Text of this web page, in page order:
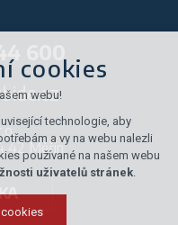
42 Měřín
cookies
webu!
technologie, aby
a vy na webu nalezli
používané na našem webu
uživatelů stránek.
cookies